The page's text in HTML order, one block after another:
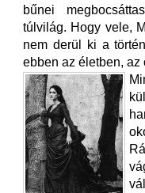
bűnei
túlvilág. Hogy vele,
nem derül ki a
ebben az életben, az